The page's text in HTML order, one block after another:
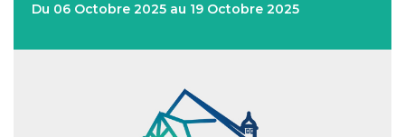
Du 06 Octobre 2025 au 19 Octobre 2025